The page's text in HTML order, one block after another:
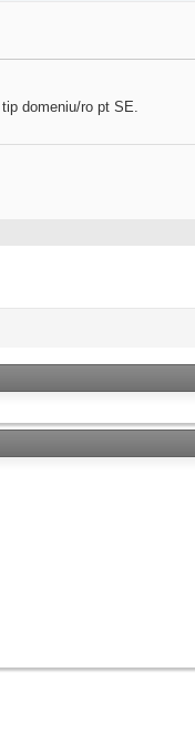
domeniu/ro pt SE.